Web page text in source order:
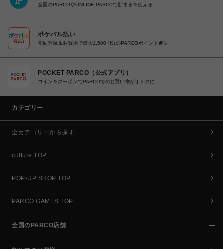
全国のPARCOやONLINE PARCOで貯まる＆使える
ポケパル払い
初回登録＆お買物で最大1,500円分のPARCOポイント進呈
POCKET PARCO（公式アプリ）
コイン＆クーポンでPARCOでのお買い物がオトクに
カテゴリー
全カテゴリーから探す
culture TOP
POP-UP SHOP TOP
PARCO GAMES TOP
全国のPARCO店舗